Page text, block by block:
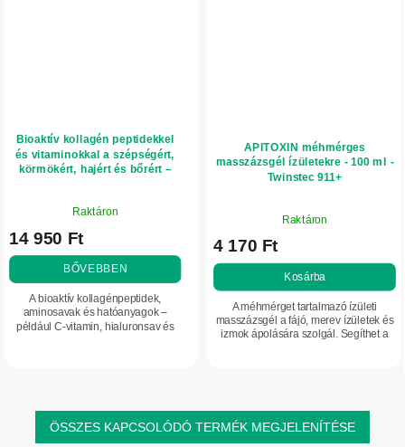
Bioaktív kollagén peptidekkel
és vitaminokkal a szépségért,
körmökért, hajért és bőrért –
átlagos
értékelése
5,0
csillag.
Raktáron
14 950 Ft
BŐVEBBEN
A bioaktív kollagénpeptidek,
aminosavak és hatóanyagok –
például C-vitamin, hialuronsav és
APITOXIN méhmérges
masszázsgél ízületekre - 100 ml -
Twinstec 911+
átlagos
értékelése
5-
5,0
csillag.
Raktáron
4 170 Ft
Kosárba
A méhmérget tartalmazó ízületi
masszázsgél a fájó, merev ízületek és
izmok ápolására szolgál. Segíthet a
ÖSSZES KAPCSOLÓDÓ TERMÉK MEGJELENÍTÉSE